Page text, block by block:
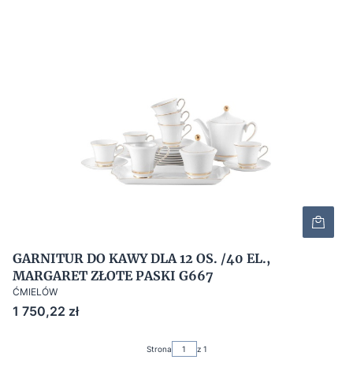
GARNITUR DO KAWY DLA 12 OS. /40 EL.,
MARGARET ZŁOTE PASKI G667
ĆMIELÓW
Cena
1 750,22 zł
Strona z 1